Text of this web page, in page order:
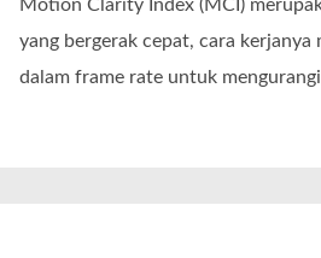
Motion Clarity Index (MCI)
yang bergerak cepat, cara
dalam frame rate untuk